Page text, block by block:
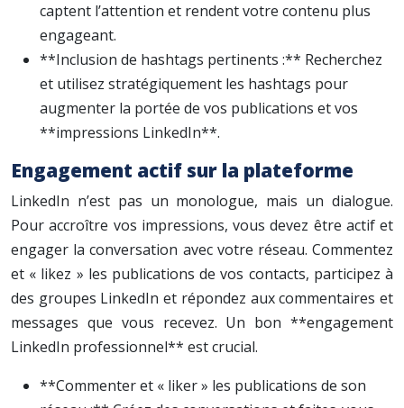
captent l’attention et rendent votre contenu plus
engageant.
**Inclusion de hashtags pertinents :** Recherchez
et utilisez stratégiquement les hashtags pour
augmenter la portée de vos publications et vos
**impressions LinkedIn**.
Engagement actif sur la plateforme
LinkedIn n’est pas un monologue, mais un dialogue.
Pour accroître vos impressions, vous devez être actif et
engager la conversation avec votre réseau. Commentez
et « likez » les publications de vos contacts, participez à
des groupes LinkedIn et répondez aux commentaires et
messages que vous recevez. Un bon **engagement
LinkedIn professionnel** est crucial.
**Commenter et « liker » les publications de son